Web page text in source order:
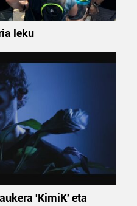
leku
'KimiK' eta